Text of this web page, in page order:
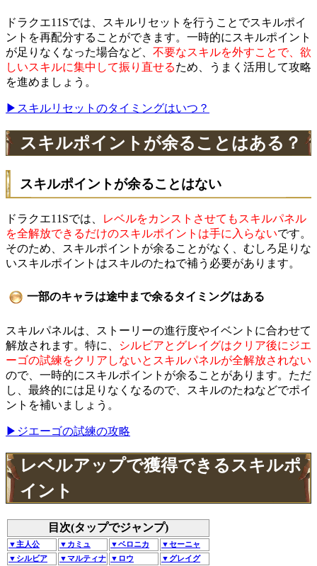
ドラクエ11Sでは、スキルリセットを行うことでスキルポイ
ントを再配分することができます。一時的にスキルポイント
が足りなくなった場合など、 不要なスキルを外すことで、欲
しいスキルに集中して振り直せるため、うまく活用して攻略
を進めましょう。
▶スキルリセットのタイミングはいつ？
スキルポイントが余ることはある？
スキルポイントが余ることはない
ドラクエ11Sでは、
レベルをカンストさせてもスキルパネル
を全解放できるだけのスキルポイントは手に入らないです。
そのため、スキルポイントが余ることがなく、むしろ足りな
いスキルポイントはスキルのたねで補う必要があります。
一部のキャラは途中まで余るタイミングはある
スキルパネルは、ストーリーの進行度やイベントに合わせて
解放されます。特に、
シルビアとグレイグはクリア後にジエ
ーゴの試練をクリアしないとスキルパネルが全解放されない
ので、一時的にスキルポイントが余ることがあります。ただ
し、最終的には足りなくなるので、スキルのたねなどでポイ
ントを補いましょう。
▶ジエーゴの試練の攻略
レベルアップで獲得できるスキルポ
イント
目次(タップでジャンプ)
▼主人公 ▼カミュ ▼ベロニカ
▼セーニャ
▼シルビア
▼マルティナ ▼ロウ ▼グレイグ